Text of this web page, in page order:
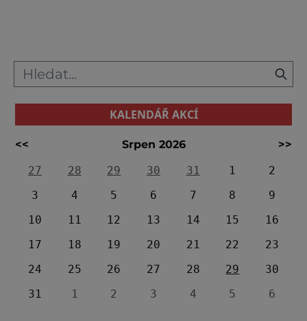
KALENDÁŘ AKCÍ
<< Srpen 2026
>>
27
28 29 30 31 1
2
3
4 5 6 7 8
9
10
11 12 13 14 15
16
17
18 19 20 21 22
23
24
25 26 27 28 29
30
31
1 2 3 4 5 6